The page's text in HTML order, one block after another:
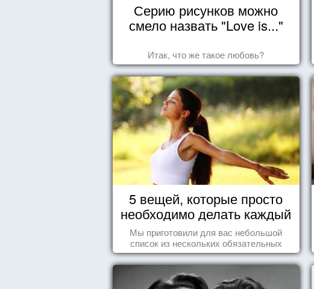
Серию рисунков можно
смело назвать "Love is..."
Итак, что же такое любовь?
5 вещей, которые просто
необходимо делать каждый
день
Мы приготовили для вас небольшой
список из нескольких обязательных
вещей, которые должны стать частью
вашего дня.